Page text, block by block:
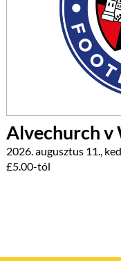
Alvechurch v
2026. augusztus 11.,
£5.00-tól